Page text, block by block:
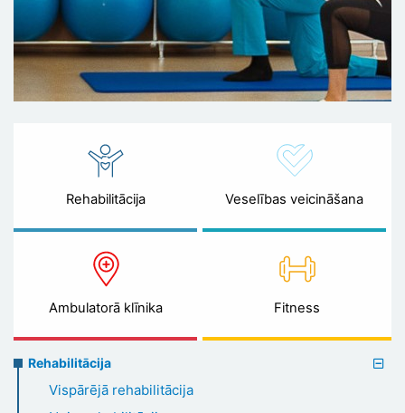
Rehabilitācija Veselības veicināšana
Ambulatorā klīnika Fitness
Rehabilitation
menu
Rehabilitācija
Vispārējā rehabilitācija